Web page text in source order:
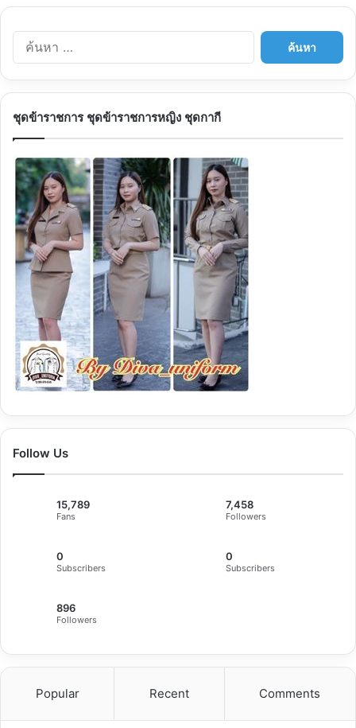
ค้นหา
ชุดข้าราชการ ชุดข้าราชการหญิง ชุดกากี
Follow Us
15,789
Fans
7,458
Followers
0
Subscribers
0
Subscribers
896
Followers
Popular Recent Comments